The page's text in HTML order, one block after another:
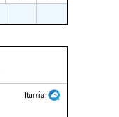
Iturria: